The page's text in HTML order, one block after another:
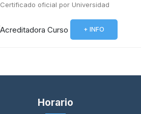
Certificado oficial por Universidad
+ INFO
Horario